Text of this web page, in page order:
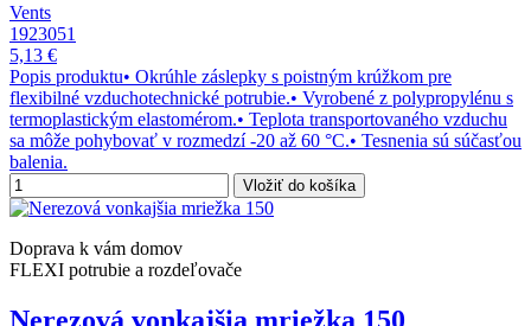
Vents
1923051
5,13 €
Popis produktu• Okrúhle záslepky s poistným krúžkom pre
flexibilné vzduchotechnické potrubie.• Vyrobené z polypropylénu s
termoplastickým elastomérom.• Teplota transportovaného vzduchu
sa môže pohybovať v rozmedzí -20 až 60 °C.• Tesnenia sú súčasťou
balenia.
Vložiť do košíka
Doprava k vám domov
FLEXI potrubie a rozdeľovače
Nerezová vonkajšia mriežka 150